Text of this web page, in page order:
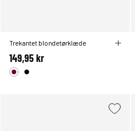
Trekantet blondetørklæde
149,95 kr